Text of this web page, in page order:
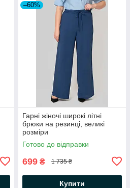
–60%
Гарні жіночі широкі літні
брюки на резинці, великі
розміри
Готово до відправки
699 ₴ 1 735 ₴
Купити